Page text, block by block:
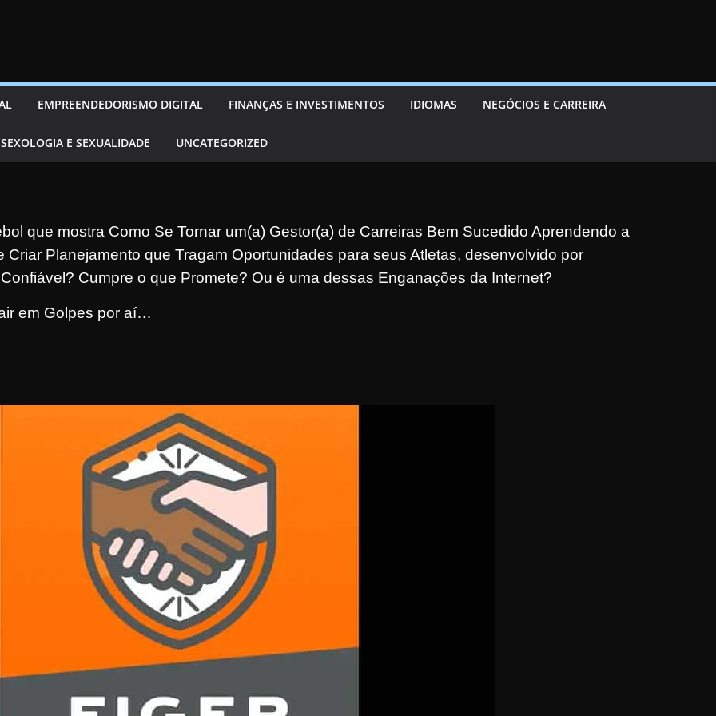
EMPREENDEDORISMO DIGITAL FINANÇAS E INVESTIMENTOS IDIOMAS NEGÓCIOS E CARREIRA
SEXOLOGIA E SEXUALIDADE UNCATEGORIZED
que mostra Como Se Tornar um(a) Gestor(a) de Carreiras Bem Sucedido Aprendendo a
Planejamento que Tragam Oportunidades para seus Atletas, desenvolvido por
Cumpre o que Promete? Ou é uma dessas Enganações da Internet?
em Golpes por aí…